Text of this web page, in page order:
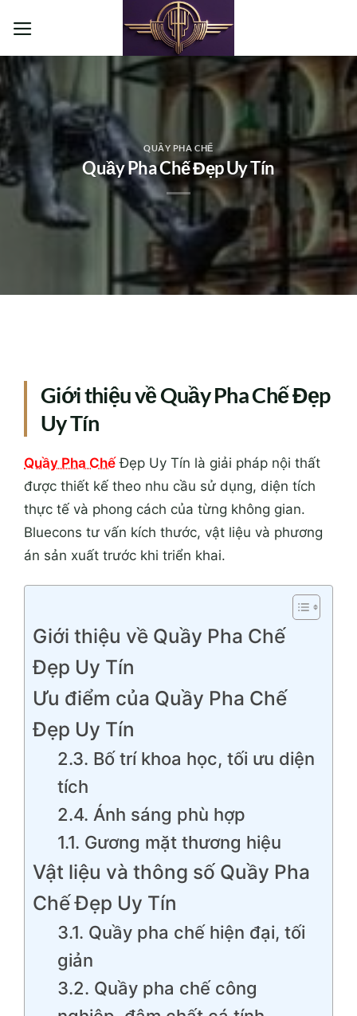
qua
dung
QUẦY PHA CHẾ
Quầy Pha Chế Đẹp Uy Tín
Giới thiệu về Quầy Pha Chế Đẹp
Uy Tín
Quầy Pha ChếĐẹp Uy Tín là giải pháp nội thất
được thiết kế theo nhu cầu sử dụng, diện tích
thực tế và phong cách của từng không gian.
Bluecons tư vấn kích thước, vật liệu và phương
án sản xuất trước khi triển khai.
Giới thiệu về Quầy Pha Chế
Đẹp Uy Tín
Ưu điểm của Quầy Pha Chế
Đẹp Uy Tín
2.3. Bố trí khoa học, tối ưu diện
tích
2.4. Ánh sáng phù hợp
1.1. Gương mặt thương hiệu
Vật liệu và thông số Quầy Pha
Chế Đẹp Uy Tín
3.1. Quầy pha chế hiện đại, tối
giản
3.2. Quầy pha chế công